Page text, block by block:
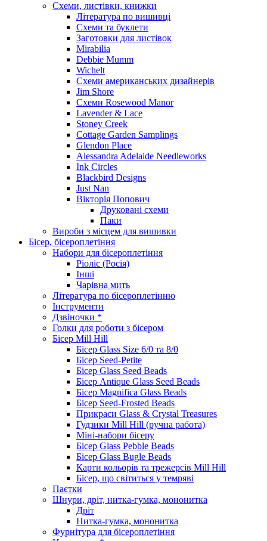
Схеми, листівки, книжки
Література по вишивці
Схеми та буклети
Заготовки для листівок
Mirabilia
Debbie Mumm
Wichelt
Схеми американських дизайнерів
Jim Shore
Cхеми Rosewood Manor
Lavender & Lace
Stoney Creek
Cottage Garden Samplings
Glendon Place
Alessandra Adelaide Needleworks
Ink Circles
Blackbird Designs
Just Nan
Вікторія Попович
Друковані схеми
Паки
Вироби з місцем для вишивки
Бісер, бісероплетіння
Набори для бісероплетіння
Ріоліс (Росія)
Інші
Чарівна мить
Література по бісероплетінню
Інструменти
Дзвіночки *
Голки для роботи з бісером
Бісер Mill Hill
Бісер Glass Size 6/0 та 8/0
Бісер Seed-Petite
Бісер Glass Seed Beads
Бісер Antique Glass Seed Beads
Бісер Magnifica Glass Beads
Бісер Seed-Frosted Beads
Прикраси Glass & Crystal Treasures
Гудзики Mill Hill (ручна работа)
Міні-набори бісеру
Бісер Glass Pebble Beads
Бісер Glass Bugle Beads
Карти кольорів та трежерсів Mill Hill
Бісер, що світиться у темряві
Паєтки
Шнури, дріт, нитка-гумка, мононитка
Дріт
Нитка-гумка, мононитка
Фурнітура для бісероплетіння